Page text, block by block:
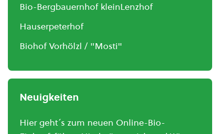
Bio-Bergbauernhof kleinLenzhof
Hauserpeterhof
Biohof Vorhölzl / "Mosti"
Neuigkeiten
Hier geht´s zum neuen Online-Bio-